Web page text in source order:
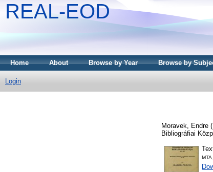
REAL-EOD
Home About Browse by Year Browse by
Login
Moravek, Endre
Bibliográfiai